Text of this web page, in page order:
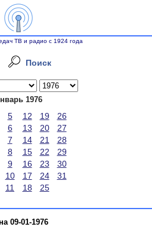
ТВ и радио с 1924 года
Поиск
1976
5 12 19
26
6 13 20
27
7 14 21
28
8 15 22
29
9 16 23
30
10 17 24
31
11 18 25
09-01-1976